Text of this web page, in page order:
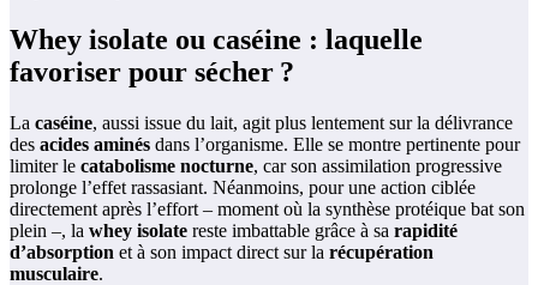
Whey isolate ou caséine : laquelle
favoriser pour sécher ?
La caséine, aussi issue du lait, agit plus lentement sur la délivrance
des acides aminés dans l’organisme. Elle se montre pertinente pour
limiter le catabolisme nocturne, car son assimilation progressive
prolonge l’effet rassasiant. Néanmoins, pour une action ciblée
directement après l’effort – moment où la synthèse protéique bat son
plein –, la whey isolate reste imbattable grâce à sa rapidité
d’absorption et à son impact direct sur la récupération
musculaire.